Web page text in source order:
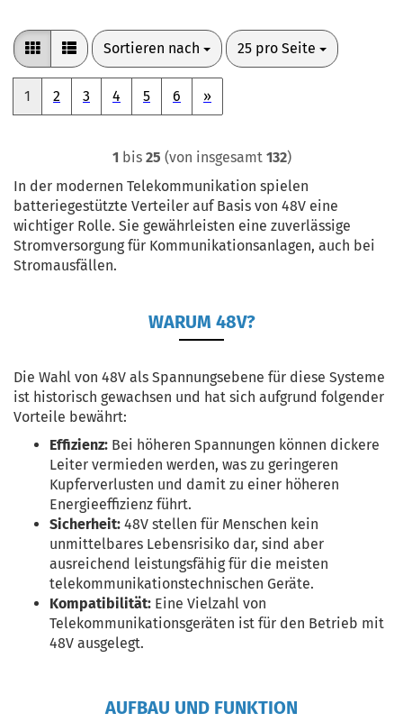
Sortieren nach
Sortieren nach 25 pro Seite
pro Seite
1 2 3 4 5 6 »
1 bis 25 (von insgesamt 132)
In der modernen Telekommunikation spielen
batteriegestützte Verteiler auf Basis von 48V eine
wichtiger Rolle. Sie gewährleisten eine zuverlässige
Stromversorgung für Kommunikationsanlagen, auch bei
Stromausfällen.
WARUM 48V?
Die Wahl von 48V als Spannungsebene für diese Systeme
ist historisch gewachsen und hat sich aufgrund folgender
Vorteile bewährt:
Effizienz: Bei höheren Spannungen können dickere
Leiter vermieden werden, was zu geringeren
Kupferverlusten und damit zu einer höheren
Energieeffizienz führt.
Sicherheit: 48V stellen für Menschen kein
unmittelbares Lebensrisiko dar, sind aber
ausreichend leistungsfähig für die meisten
telekommunikationstechnischen Geräte.
Kompatibilität: Eine Vielzahl von
Telekommunikationsgeräten ist für den Betrieb mit
48V ausgelegt.
AUFBAU UND FUNKTION